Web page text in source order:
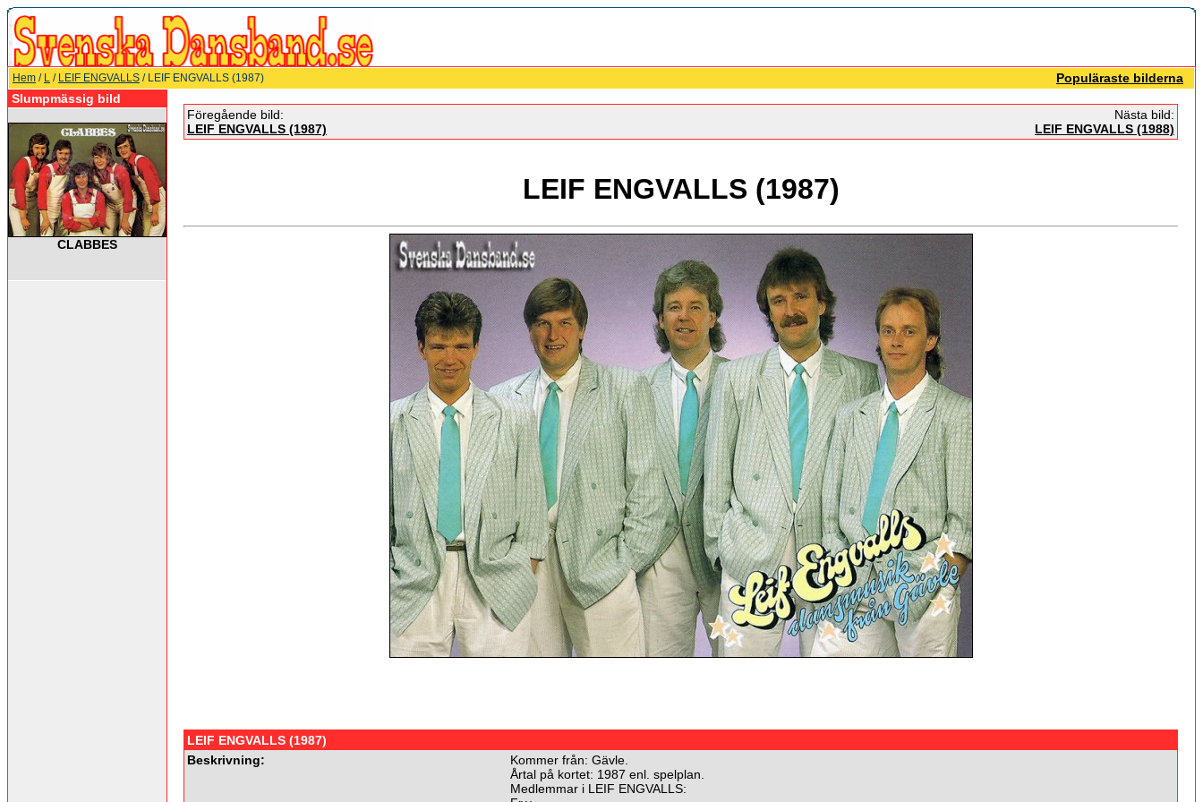
Hem / L / LEIF ENGVALLS / LEIF ENGVALLS (1987)
Populäraste bilderna
Slumpmässig bild
CLABBES
Föregående bild:
LEIF ENGVALLS (1987)
Nästa bild:
LEIF ENGVALLS (1988)
LEIF ENGVALLS (1987)
LEIF ENGVALLS (1987)
Beskrivning:
Kommer från: Gävle.
Årtal på kortet: 1987 enl. spelplan.
Medlemmar i LEIF ENGVALLS: